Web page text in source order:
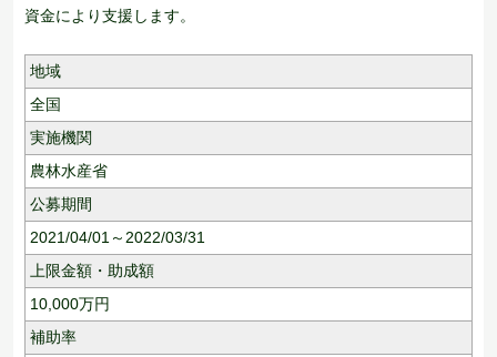
資金により支援します。
地域
全国
実施機関
農林水産省
公募期間
2021/04/01～2022/03/31
上限金額・助成額
10,000万円
補助率